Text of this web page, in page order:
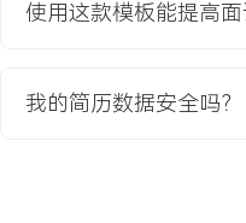
4.平台支撑了供应链系统后
教育背景
使用这款模板能提高面
我的简历数据安全吗？